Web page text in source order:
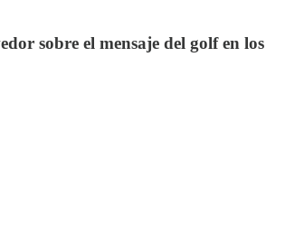
sobre el mensaje del golf en los